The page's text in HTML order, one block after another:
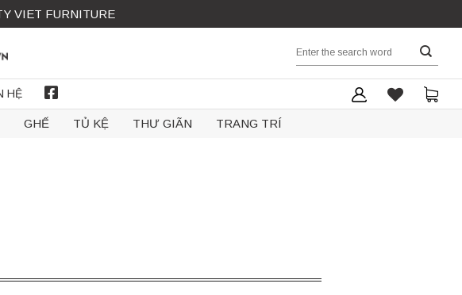
VIET FURNITURE
Search
HỆ
FACEBOOK
GHẾ TỦ KỆ THƯ GIÃN TRANG TRÍ